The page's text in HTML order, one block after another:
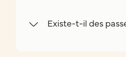
Existe-t-il des